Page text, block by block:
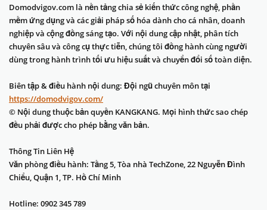
Domodvigov.com là nền tảng chia sẻ kiến thức công nghệ, phần
mềm ứng dụng và các giải pháp số hóa dành cho cá nhân, doanh
nghiệp và cộng đồng sáng tạo. Với nội dung cập nhật, phân tích
chuyên sâu và công cụ thực tiễn, chúng tôi đồng hành cùng người
dùng trong hành trình tối ưu hiệu suất và chuyển đổi số toàn diện.
Biên tập & điều hành nội dung: Đội ngũ chuyên môn tại
https://domodvigov.com/
© Nội dung thuộc bản quyền KANGKANG. Mọi hình thức sao chép
đều phải được cho phép bằng văn bản.
Thông Tin Liên Hệ
Văn phòng điều hành: Tầng 5, Tòa nhà TechZone, 22 Nguyễn Đình
Chiểu, Quận 1, TP. Hồ Chí Minh
Hotline: 0902 345 789